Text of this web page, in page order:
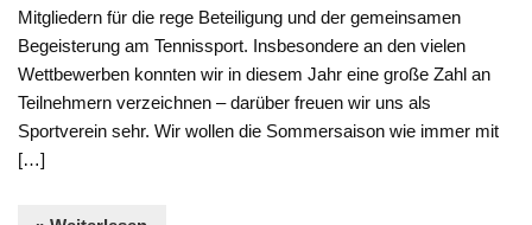
Mitgliedern für die rege Beteiligung und der gemeinsamen
Begeisterung am Tennissport. Insbesondere an den vielen
Wettbewerben konnten wir in diesem Jahr eine große Zahl an
Teilnehmern verzeichnen – darüber freuen wir uns als
Sportverein sehr. Wir wollen die Sommersaison wie immer mit
[…]